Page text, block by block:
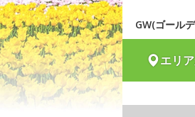
GW(ゴール
エリ